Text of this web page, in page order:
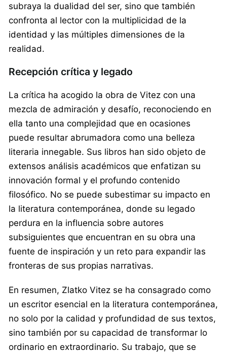
subraya la dualidad del ser, sino que también
confronta al lector con la multiplicidad de la
identidad y las múltiples dimensiones de la
realidad.
Recepción crítica y legado
La crítica ha acogido la obra de Vitez con una
mezcla de admiración y desafío, reconociendo en
ella tanto una complejidad que en ocasiones
puede resultar abrumadora como una belleza
literaria innegable. Sus libros han sido objeto de
extensos análisis académicos que enfatizan su
innovación formal y el profundo contenido
filosófico. No se puede subestimar su impacto en
la literatura contemporánea, donde su legado
perdura en la influencia sobre autores
subsiguientes que encuentran en su obra una
fuente de inspiración y un reto para expandir las
fronteras de sus propias narrativas.
En resumen, Zlatko Vitez se ha consagrado como
un escritor esencial en la literatura contemporánea,
no solo por la calidad y profundidad de sus textos,
sino también por su capacidad de transformar lo
ordinario en extraordinario. Su trabajo, que se